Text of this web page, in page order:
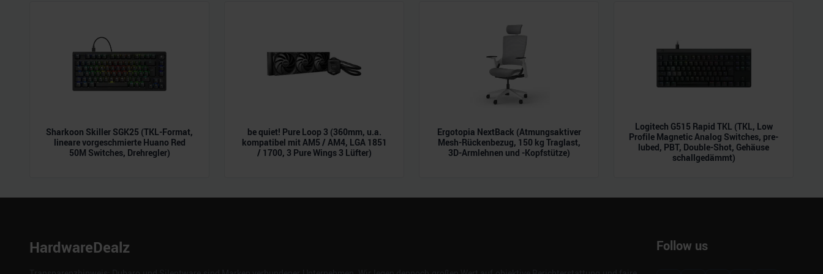
Sharkoon Skiller SGK25 (TKL-Format,
lineare vorgeschmierte Huano Red
50M Switches, Drehregler)
be quiet! Pure Loop 3 (360mm, u.a.
kompatibel mit AM5 / AM4, LGA 1851
/ 1700, 3 Pure Wings 3 Lüfter)
Ergotopia NextBack (Atmungsaktiver
Mesh-Rückenbezug, 150 kg Traglast,
3D-Armlehnen und -Kopfstütze)
Logitech G515 Rapid TKL (TKL, Low
Profile Magnetic Analog Switches, pre-
lubed, PBT, Double-Shot, Gehäuse
schallgedämmt)
HardwareDealz Follow us